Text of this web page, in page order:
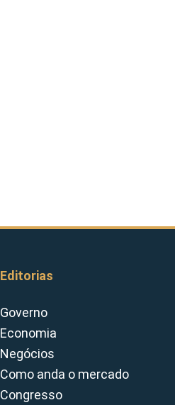
Editorias
Governo
Economia
Negócios
Como anda o mercado
Congresso